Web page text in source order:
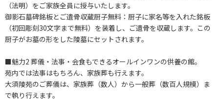
（法明）をご家族全員に授与いたします。
御影石墓碑銘板とご遺骨収蔵厨子無料：厨子に家名等を入れた銘板
（初回彫刻30文字まで無料）を装着し、ご遺骨を収蔵します。この
厨子がお墓の形をした陵墓にセットされます。
■魅力2 葬儀・法事・会食もできるオールインワンの供養の館。
苑内では法事はもちろん、家族葬も行えます。
大須陵苑のご葬儀は、家族葬（数人）から一般葬（数百人規模）ま
で執り行えます。